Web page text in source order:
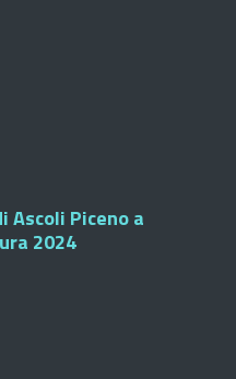
Ascoli Piceno a
2024